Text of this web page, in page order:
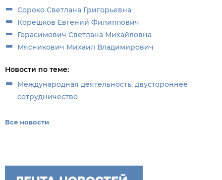
Сороко Светлана Григорьевна
Корешков Евгений Филиппович
Герасимович Светлана Михайловна
Мясникович Михаил Владимирович
Новости по теме:
Международная деятельность, двустороннее
сотрудничество
Все новости